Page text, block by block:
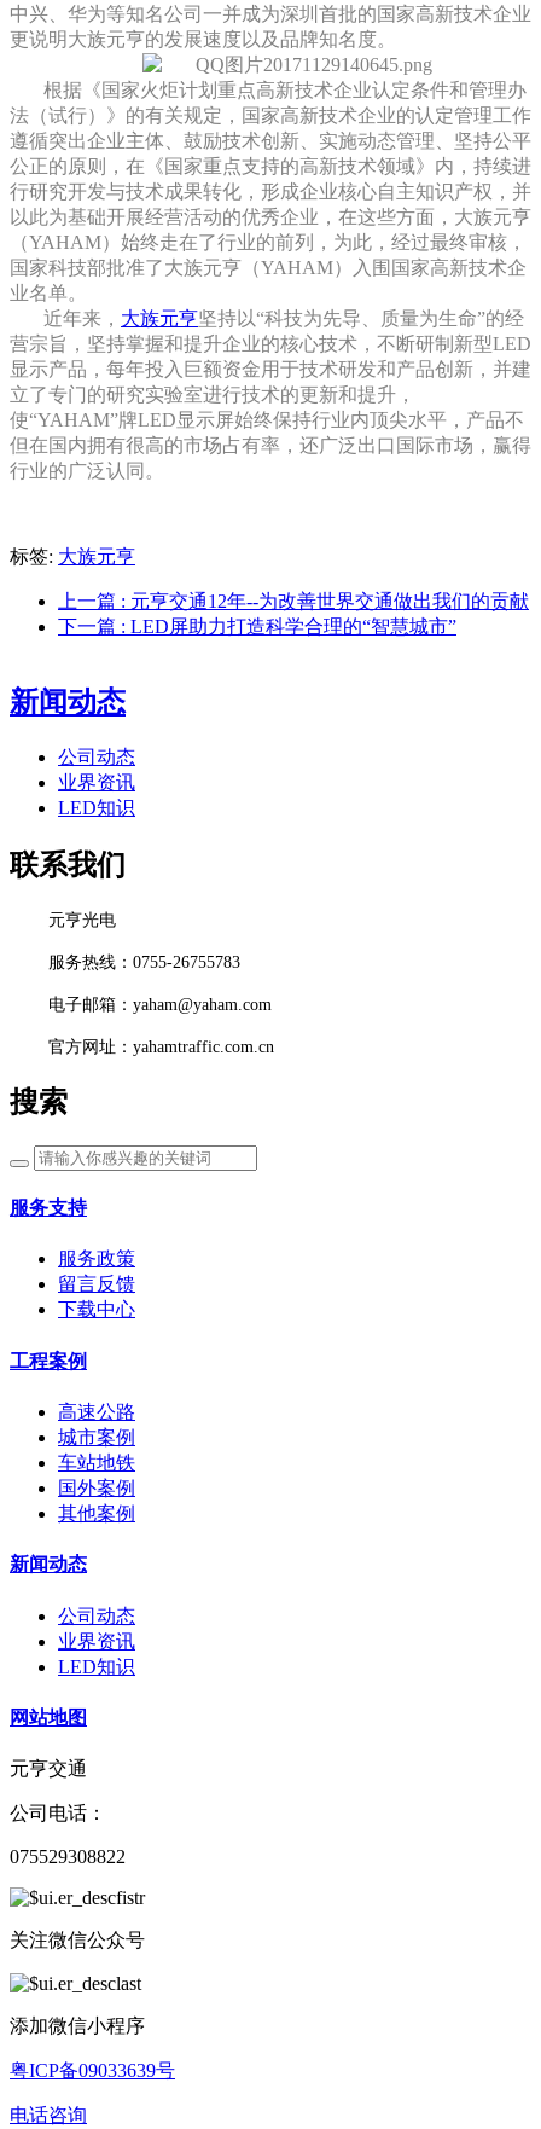
中兴、华为等知名公司一并成为深圳首批的国家高新技术企业
更说明大族元亨的发展速度以及品牌知名度。
根据《国家火炬计划重点高新技术企业认定条件和管理办
法（试行）》的有关规定，国家高新技术企业的认定管理工作
遵循突出企业主体、鼓励技术创新、实施动态管理、坚持公平
公正的原则，在《国家重点支持的高新技术领域》内，持续进
行研究开发与技术成果转化，形成企业核心自主知识产权，并
以此为基础开展经营活动的优秀企业，在这些方面，大族元亨
（YAHAM）始终走在了行业的前列，为此，经过最终审核，
国家科技部批准了大族元亨（YAHAM）入围国家高新技术企
业名单。
近年来， 大族元亨坚持以“科技为先导、质量为生命”的经
营宗旨，坚持掌握和提升企业的核心技术，不断研制新型LED
显示产品，每年投入巨额资金用于技术研发和产品创新，并建
立了专门的研究实验室进行技术的更新和提升，
使“YAHAM”牌LED显示屏始终保持行业内顶尖水平，产品不
但在国内拥有很高的市场占有率，还广泛出口国际市场，赢得
行业的广泛认同。
标签: 大族元亨
上一篇 : 元亨交通12年--为改善世界交通做出我们的贡献
下一篇 : LED屏助力打造科学合理的“智慧城市”
新闻动态
公司动态
业界资讯
LED知识
联系我们
元亨光电
服务热线：0755-26755783
电子邮箱：yaham@yaham.com
官方网址：yahamtraffic.com.cn
搜索
服务支持
服务政策
留言反馈
下载中心
工程案例
高速公路
城市案例
车站地铁
国外案例
其他案例
新闻动态
公司动态
业界资讯
LED知识
网站地图
元亨交通
公司电话：
075529308822
关注微信公众号
添加微信小程序
粤ICP备09033639号
电话咨询